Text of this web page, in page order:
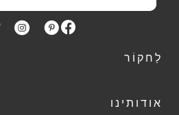
לַחקוֹר
אודותינו